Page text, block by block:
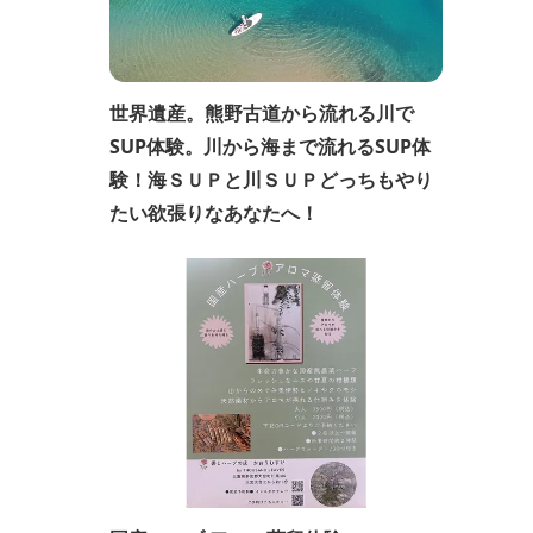
世界遺産。熊野古道から流れる川で
SUP体験。川から海まで流れるSUP体
験！海ＳＵＰと川ＳＵＰどっちもやり
たい欲張りなあなたへ！